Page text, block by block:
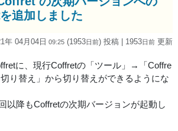
追加しました
年 04月04日 09:25 (1953日前) 投稿 | 1953日前 更新
に、現行Coffretの「ツール」→「Coffre
り替え」から切り替えができるようにな
以降もCoffretの次期バージョンが起動し